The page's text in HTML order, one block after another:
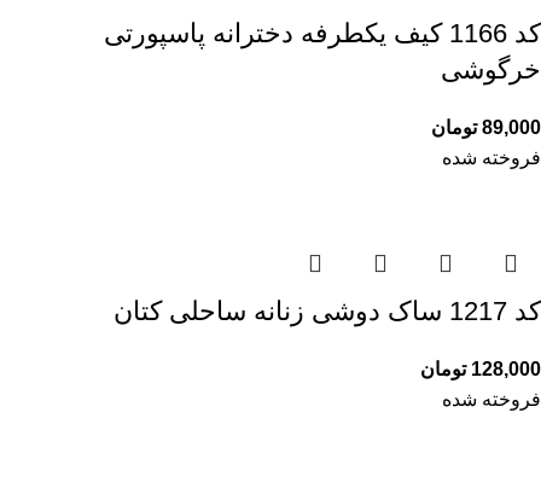
کد 1166 کیف یکطرفه دخترانه پاسپورتی
خرگوشی
89,000 تومان
فروخته شده
کد 1217 ساک دوشی زنانه ساحلی کتان
128,000 تومان
فروخته شده